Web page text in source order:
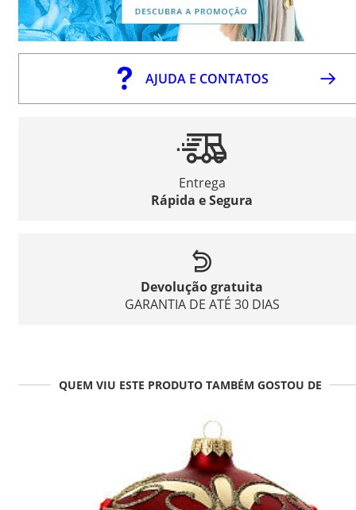
AJUDA E CONTATOS
Entrega
Rápida e Segura
Devolução gratuita
GARANTIA DE ATÉ 30 DIAS
QUEM VIU ESTE PRODUTO TAMBÉM GOSTOU DE